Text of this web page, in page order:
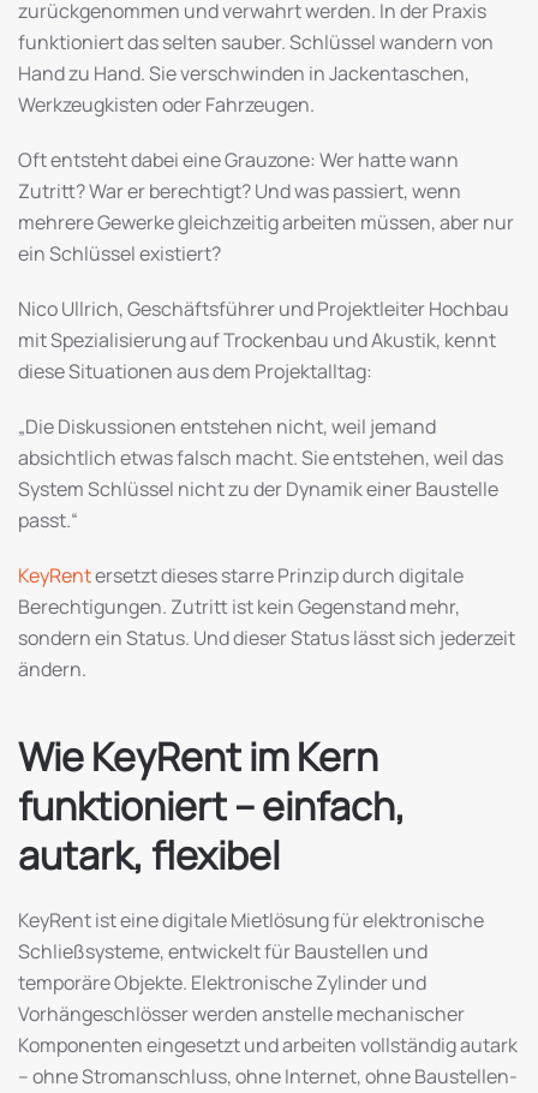
zurückgenommen und verwahrt werden. In der Praxis
funktioniert das selten sauber. Schlüssel wandern von
Hand zu Hand. Sie verschwinden in Jackentaschen,
Werkzeugkisten oder Fahrzeugen.
Oft entsteht dabei eine Grauzone: Wer hatte wann
Zutritt? War er berechtigt? Und was passiert, wenn
mehrere Gewerke gleichzeitig arbeiten müssen, aber nur
ein Schlüssel existiert?
Nico Ullrich, Geschäftsführer und Projektleiter Hochbau
mit Spezialisierung auf Trockenbau und Akustik, kennt
diese Situationen aus dem Projektalltag:
„Die Diskussionen entstehen nicht, weil jemand
absichtlich etwas falsch macht. Sie entstehen, weil das
System Schlüssel nicht zu der Dynamik einer Baustelle
passt.“
KeyRentersetzt dieses starre Prinzip durch digitale
Berechtigungen. Zutritt ist kein Gegenstand mehr,
sondern ein Status. Und dieser Status lässt sich jederzeit
ändern.
Wie KeyRent im Kern
funktioniert – einfach,
autark, flexibel
KeyRent ist eine digitale Mietlösung für elektronische
Schließsysteme, entwickelt für Baustellen und
temporäre Objekte. Elektronische Zylinder und
Vorhängeschlösser werden anstelle mechanischer
Komponenten eingesetzt und arbeiten vollständig autark
– ohne Stromanschluss, ohne Internet, ohne Baustellen-